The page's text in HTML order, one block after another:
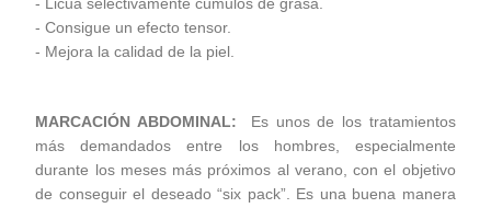
- Consigue un efecto tensor.
- Mejora la calidad de la piel.
MARCACIÓN ABDOMINAL:
Es unos de los tratamientos
más demandados entre los hombres, especialmente
durante los meses más próximos al verano, con el objetivo
de conseguir el deseado “six pack”. Es una buena manera